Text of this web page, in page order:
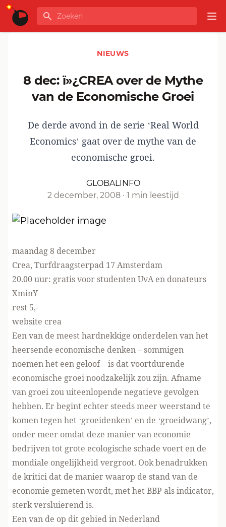
Ga naar de inhoud
GLOBALINFO
Zoeken
NIEUWS
8 dec: ï»¿CREA over de Mythe
van de Economische Groei
De derde avond in de serie ‘Real World
Economics’ gaat over de mythe van de
economische groei.
GLOBALINFO
2 december, 2008 · 1 min leestijd
maandag 8 december
Crea, Turfdraagsterpad 17 Amsterdam
20.00 uur: gratis voor studenten UvA en donateurs
XminY
rest 5,-
website crea
Een van de meest hardnekkige onderdelen van het
heersende economische denken – sommigen
noemen het een geloof – is dat voortdurende
economische groei noodzakelijk zou zijn. Afname
van groei zou uiteenlopende negatieve gevolgen
hebben. Er begint echter steeds meer weerstand te
komen tegen het ‘groeidenken’ en de ‘groeidwang’,
onder meer omdat deze manier van economie
bedrijven tot grote ecologische schade voert en de
mondiale ongelijkheid vergroot. Ook benadrukken
de kritici dat de manier waarop de stand van de
economie gemeten wordt, met het BBP als indicator,
sterk versluierend is.
Een van de op dit gebied in Nederland